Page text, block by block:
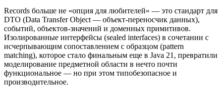
Records больше не «опция для любителей» — это стандарт для
DTO (Data Transfer Object — объект-переносчик данных),
событий, объектов-значений и доменных примитивов.
Изолированные интерфейсы (sealed interfaces) в сочетании с
исчерпывающим сопоставлением с образцом (pattern
matching), которое стало финальным еще в Java 21, превратили
моделирование предметной области в нечто почти
функциональное — но при этом типобезопасное и
производительное.